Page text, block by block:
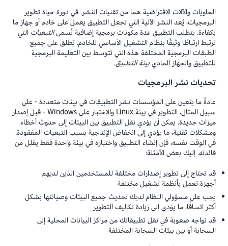
الحاويات والآلات الافتراضية هما من تقنيات النشر. في دورة حياة تطوير
البرمجيات، يُعد النشر الآلية التي تجعل التطبيق يعمل على خادم أو جهاز ما
بكفاءة. يتطلب التطبيق عدة مكونات برمجية إضافية تُسمىالتبعيات التي
ترتبط ارتباطًا وثيقًا بنظام التشغيل الأساسي للخادم. يُطلق على جميع
الطبقات البرمجية المختلفة هذه التي تتوسط بين التعليمة البرمجية
للتطبيق والجهاز الماديبيئة التطبيق.
تحديات نشر البرمجيات
عادةً ما يتعين على المؤسسات نشر التطبيقات في بيئات متعددة - على
سبيل المثال، التطوير في بيئة Linux والاختبار على Windows - قبل إصدار
ميزات جديدة. يمكن أن يؤدي نقل التطبيق بين البيئات إلى حدوث أخطاء
ومشكلات تقنية، ما يؤدي إلى انخفاض الإنتاجية بسبب التبعيات المفقودة.
في الوقت نفسه، فإن إنشاء التطبيق واختباره في بيئة واحدة فقط يقلل من
فائدته. إليك بعض الأمثلة:
قد تحتاج إلى تطوير إصدارات مختلفة للمستخدمين الذين لديهم
أجهزة تعمل بأنظمة تشغيل مختلفة
يجب على مسؤولي النظام لديك تحديث جميع البيئات وصيانتها بشكل
أكثر اتساقًا، ما يؤدي إلى زيادة تكاليف التطوير
قد تواجه صعوبة في نقل تطبيقاتك من مراكز البيانات المحلية إلى
السحابة أو بين بيئات السحابة المختلفة